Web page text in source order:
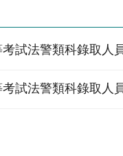
試法警類科錄取人
試法警類科錄取人